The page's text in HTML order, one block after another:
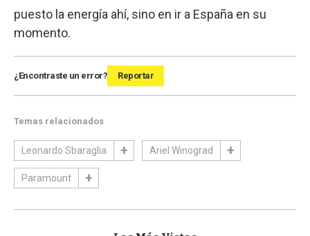
puesto la energía ahí, sino en ir a España en su
momento.
¿Encontraste un error? Reportar
Temas relacionados
Leonardo Sbaraglia Ariel Winograd
Paramount